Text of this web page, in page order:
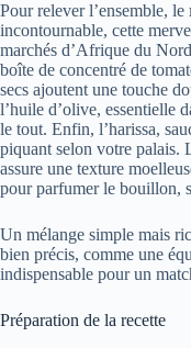
Pour relever l’ensemble, le
incontournable, cette
marchés d’Afrique du
boîte de concentré de
secs ajoutent une touche
l’huile d’olive, essentielle
le tout. Enfin, l’harissa,
piquant selon votre palais.
assure une texture
pour parfumer le bouillon,
Un mélange simple mais
bien précis, comme une
indispensable pour un
Préparation de la recette